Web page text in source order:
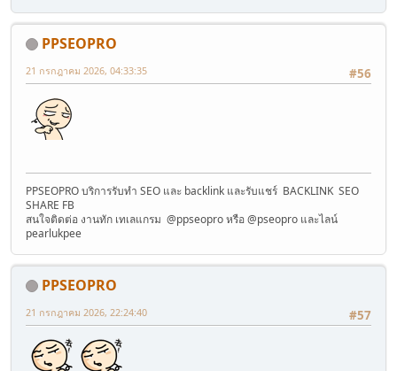
PPSEOPRO
#56
21 กรกฎาคม 2026, 04:33:35
PPSEOPRO บริการรับทำ SEO และ backlink และรับแชร์ BACKLINK SEO
SHARE FB
สนใจติดต่อ งานทัก เทเลแกรม @ppseopro หรือ @pseopro และไลน์
pearlukpee
PPSEOPRO
#57
21 กรกฎาคม 2026, 22:24:40